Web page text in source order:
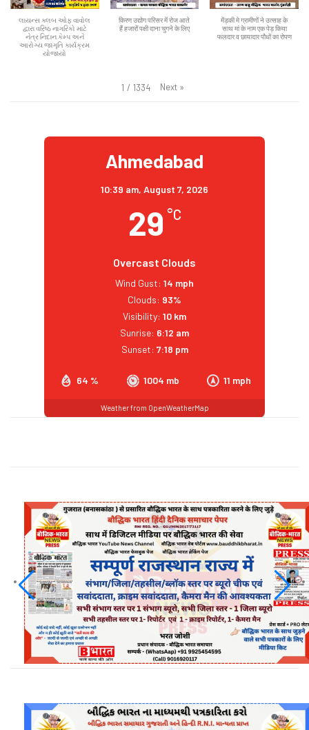
લાયન્સ ક્લબ ઓફ વાવોલ
દ્વારા વરિષ્ઠ નાગરિકો માટે
નેત્ર નિદાન કેમ્પ અને
આરોગ્ય જાગૃતિ કાર્યક્રમ
યોજાયો
किरण उद्योग परिसर में रोज आते
हैं हजारों पक्षी दाना चुगने के लिए
मेंड़की मे ग्रामीणों ने उत्साह के
साथ मां के नाम एक पेड़ किया
फलदार व छायादार पौधों का रोपण
1 / 1334 Next »
Ahmedabad
10:39 am, August 7, 2026
29 °C
Overcast Clouds
64 % 1004 mb 11 mph
Wind Gust: 14 mph
Clouds: 93%
Visibility: 10 km
Sunrise: 6:12 am
Sunset: 7:18 pm
Weather from OpenWeatherMap